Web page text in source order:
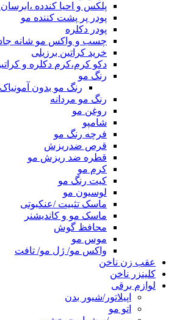
پلکس و احیا کندده
پودر پر پشت کننده مو
پودر دکلره
چسب و واکس مو شانه
خرید کراتین برزیلی
دکو کرم،کرم دکلره و
رنگ مو
رنگ مو بدون آمونیاک
رنگ مو مردانه
روغن مو
شامپو
فرچه رنگ مو
قرص ضدریزش
قطره ضد ریزش مو
کرم مو
کیت رنگ مو
لوسیون مو
ماسک تثبیت /عنکبوتی
ماسک مو و کاندیشنر
محافظ گوش
موس مو
واکس مو/ ژل مو/ تافت
عقب زن ناخن
کلینزر ناخن
لوازم برقی
اپیلاتور/شیور بدن
اتو مو